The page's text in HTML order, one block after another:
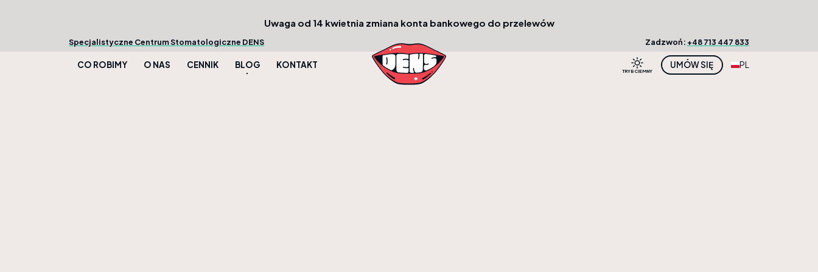
Uwaga od 14 kwietnia zmiana konta bankowego do przelewów
Specjalistyczne Centrum Stomatologiczne DENS Zadzwoń: +48 713 447 833
CO ROBIMY O NAS CENNIK BLOG KONTAKT
TRYB CIEMNY
UMÓW SIĘ PL